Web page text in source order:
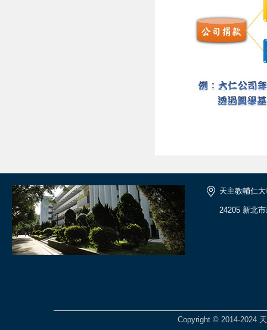
天主教輔仁
24205 新北
Copyright © 2014-2024